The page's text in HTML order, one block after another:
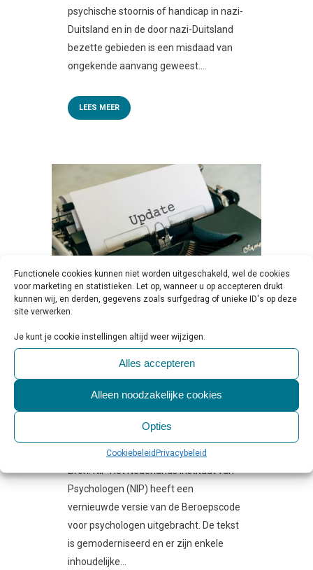
Functionele cookies kunnen niet worden uitgeschakeld, wel de cookies
voor marketing en statistieken. Let op, wanneer u op accepteren drukt
kunnen wij, en derden, gegevens zoals surfgedrag of unieke ID's op deze
site verwerken.
Je kunt je cookie instellingen altijd weer wijzigen.
Alles accepteren
Alleen noodzakelijke cookies
Opties
CookiebeleidPrivacybeleid
psychische stoornis of handicap in nazi-
Duitsland en in de door nazi-Duitsland
bezette gebieden is een misdaad van
ongekende aanvang geweest....
LEES MEER
26 MRTHERZIENE NIP
PSYCHOLOGEN PER 1 APRIL
VAN KRACHT
Geplaatst op 10:00hinBehandeling,Beleid
Professionals
0 Likes Share
Bron: NIP Het Nederlands Instituut van
Psychologen (NIP) heeft een
vernieuwde versie van de Beroepscode
voor psychologen uitgebracht. De tekst
is gemoderniseerd en er zijn enkele
inhoudelijke...